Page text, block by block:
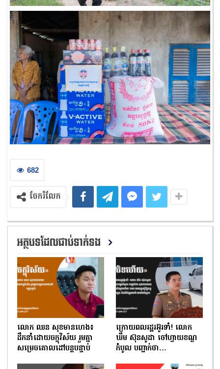
682
ចែករំលែក
អត្ថបទដែលជាប់ទាក់ទង
លោក ឈន សុខមានហេង៖
ដឹកនាំដោយចក្ខុវិស័យ រួមគ្នា
សម្រេចគោលដៅបន្តបន្ទាប់
ក្រោយពលរដ្ឋរអ៊ូរទាំ! លោក
ឃឹម ស៊ុនសូដា ចៅហ្វាយខណ្ឌ
កំបូល បញ្ជាក់ថា…